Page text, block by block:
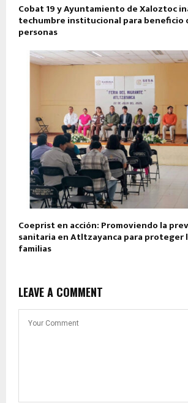
Cobat 19 y Ayuntamiento de Xaloztoc
techumbre institucional para beneficio
personas
Coeprist en acción: Promoviendo la
sanitaria en Atltzayanca para proteger
familias
LEAVE A COMMENT